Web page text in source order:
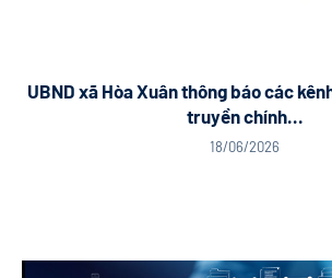
UBND xã Hòa Xuân thông báo các
truyền chính...
18/06/2026